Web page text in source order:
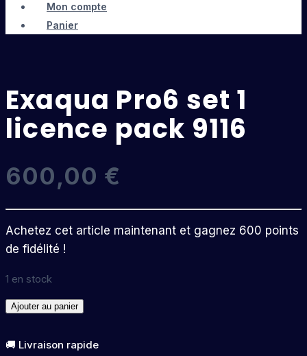
Mon compte
Panier
Exaqua Pro6 set 1
licence pack 9116
600,00 €
Achetez cet article maintenant et gagnez 600 points
de fidélité !
1 en stock
quantité
Exaqua
Ajouter au panier
🚚 Livraison rapide